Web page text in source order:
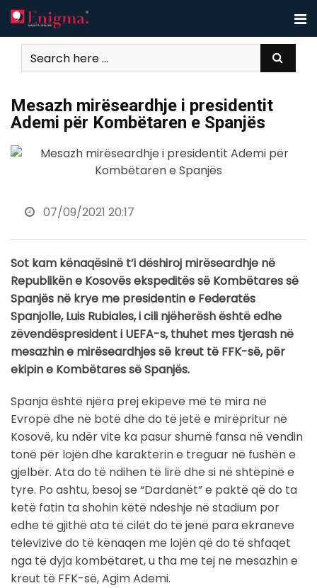
Skip
to
content
Mesazh mirëseardhje i presidentit
Ademi për Kombëtaren e Spanjës
07/09/2021 20:17
Sot kam kënaqësinë t’i dëshiroj mirëseardhje në
Republikën e Kosovës ekspeditës së Kombëtares së
Spanjës në krye me presidentin e Federatës
Spanjolle, Luis Rubiales, i cili njëherësh është edhe
zëvendëspresident i UEFA-s, thuhet mes tjerash në
mesazhin e mirëseardhjes së kreut të FFK-së, për
ekipin e Kombëtares së Spanjës.
Spanja është njëra prej ekipeve më të mira në
Evropë dhe në botë dhe do të jetë e mirëpritur në
Kosovë, ku ndër vite ka pasur shumë fansa në vendin
tonë për lojën dhe karakterin e treguar në fushën e
gjelbër. Ata do të ndihen të lirë dhe si në shtëpinë e
tyre. Po ashtu, besoj se “Dardanët” e paktë që do ta
ketë fatin ta shohin këtë ndeshje në stadium por
edhe të gjithë ata të cilët do të jenë para ekraneve
televizive do të kënaqen me lojën që do të shfaqet
nga të dyja kombëtaret, u tha me tej ne mesazhin e
kreut të FFK-së, Agim Ademi.